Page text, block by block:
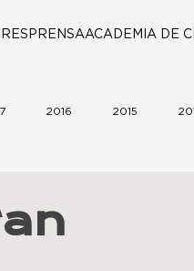
PRENSAACADEMIA DE
2016 2015